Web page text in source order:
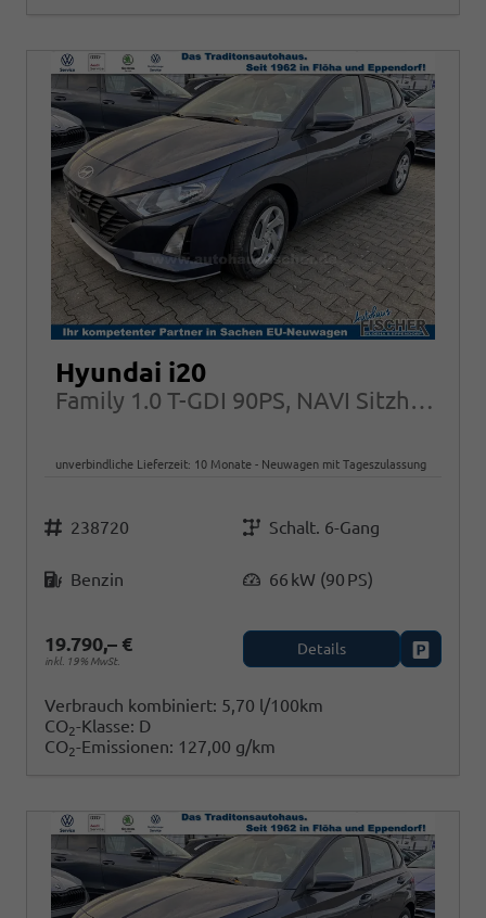
Hyundai i20
Family 1.0 T-GDI 90PS, NAVI Sitzheizung + Lenkradheizung ALU Klimaautomatik RFK
unverbindliche Lieferzeit: 10 Monate Neuwagen mit Tageszulassung
Fahrzeugnr.
238720
Getriebe
Schalt. 6-Gang
Benzin 66 kW (90 PS)
19.790,– €
inkl. 19% MwSt.
Details
Verbrauch kombiniert: 5,70 l/100km
CO2-Klasse: D
CO2-Emissionen: 127,00 g/km